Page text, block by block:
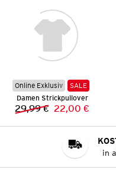
Online Exklusiv
SALE
Damen Strickpullover
Vorheriger
29,99 € Neuer Preis:
22,00 €
in